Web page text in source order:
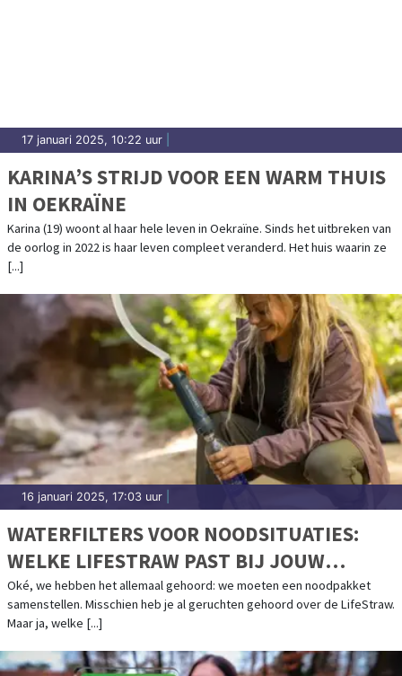
17 januari 2025, 10:22 uur
KARINA’S STRIJD VOOR EEN WARM THUIS
IN OEKRAÏNE
Karina (19) woont al haar hele leven in Oekraïne. Sinds het uitbreken van
de oorlog in 2022 is haar leven compleet veranderd. Het huis waarin ze
[...]
16 januari 2025, 17:03 uur
WATERFILTERS VOOR NOODSITUATIES:
WELKE LIFESTRAW PAST BIJ JOUW
NOODPAKKET?
Oké, we hebben het allemaal gehoord: we moeten een noodpakket
samenstellen. Misschien heb je al geruchten gehoord over de LifeStraw.
Maar ja, welke [...]